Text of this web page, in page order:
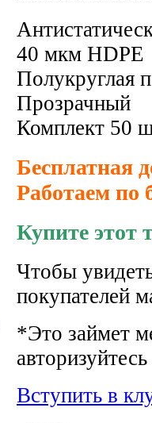
40 мкм HDPE
Полукруглая
Прозрачный
Комплект 50
Бесплатная
Работаем по
Купите этот
Чтобы
покупателей
*Это займет
Вступить в